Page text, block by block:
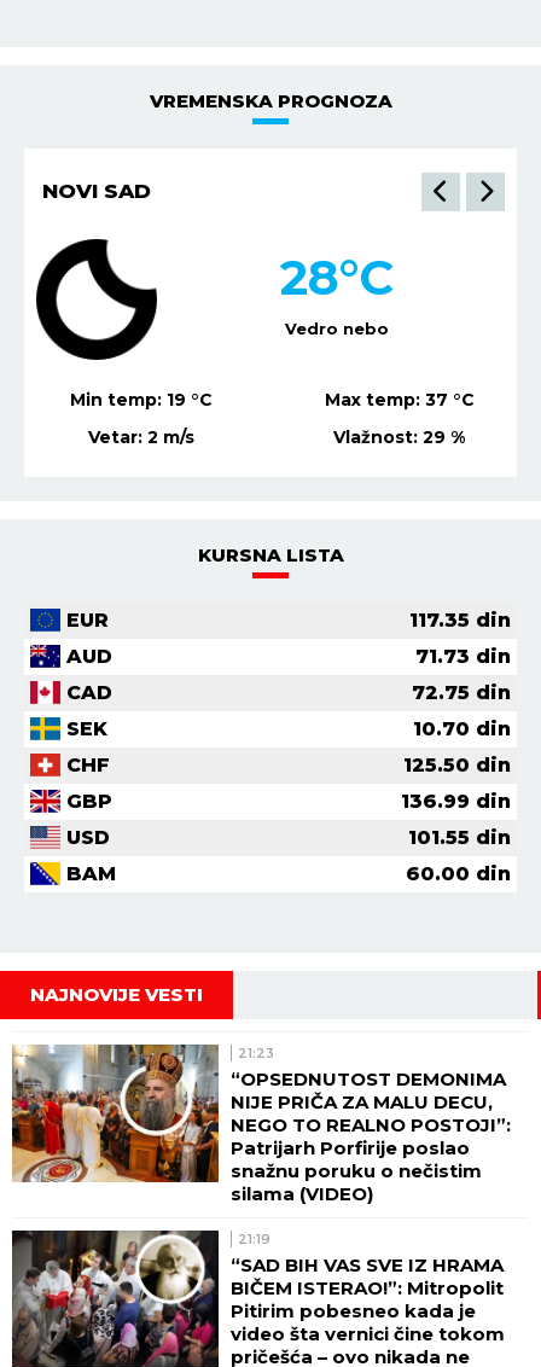
VREMENSKA PROGNOZA
NIŠ
Vedro nebo
28°C
Min temp: 21 °C Max temp: 37 °C
Vetar: 4 m/s Vlažnost: 43 %
KURSNA LISTA
EUR 117.35 din
AUD
71.73 din
CAD
72.75 din
SEK
10.70 din
CHF
125.50 din
GBP
136.99 din
USD
101.55 din
BAM
60.00 din
NAJNOVIJE VESTI
21:23
“OPSEDNUTOST DEMONIMA
NIJE PRIČA ZA MALU DECU,
NEGO TO REALNO POSTOJI”:
Patrijarh Porfirije poslao
snažnu poruku o nečistim
silama (VIDEO)
21:19
“SAD BIH VAS SVE IZ HRAMA
BIČEM ISTERAO!”: Mitropolit
Pitirim pobesneo kada je
video šta vernici čine tokom
pričešća – ovo nikada ne